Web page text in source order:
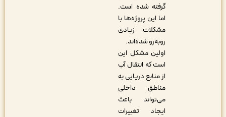
گرفته شده است.
اما این پروژه‌ها با
مشکلات زیادی
روبه‌رو شده‌اند.
اولین مشکل این
است که انتقال آب
از منابع دریایی به
مناطق داخلی
می‌تواند باعث
ایجاد تغییرات